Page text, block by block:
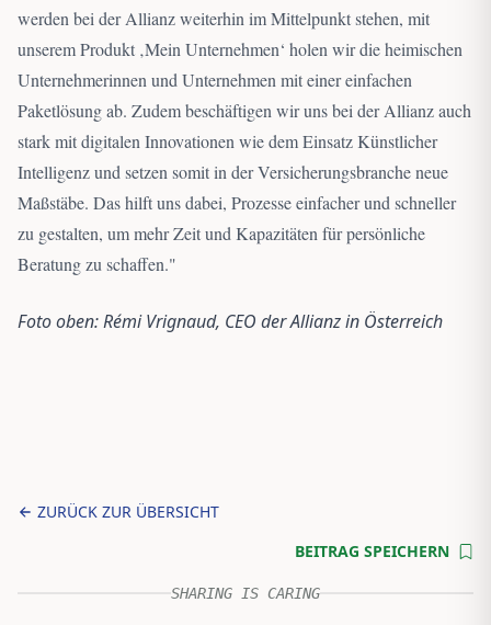
werden bei der Allianz weiterhin im Mittelpunkt stehen, mit
unserem Produkt ‚Mein Unternehmen‘ holen wir die heimischen
Unternehmerinnen und Unternehmen mit einer einfachen
Paketlösung ab. Zudem beschäftigen wir uns bei der Allianz auch
stark mit digitalen Innovationen wie dem Einsatz Künstlicher
Intelligenz und setzen somit in der Versicherungsbranche neue
Maßstäbe. Das hilft uns dabei, Prozesse einfacher und schneller
zu gestalten, um mehr Zeit und Kapazitäten für persönliche
Beratung zu schaffen."
Foto oben: Rémi Vrignaud, CEO der Allianz in Österreich
ZURÜCK ZUR ÜBERSICHT
BEITRAG SPEICHERN
SHARING IS CARING